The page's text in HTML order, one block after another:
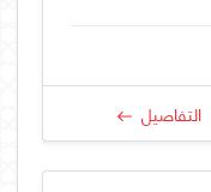
التفاصيل